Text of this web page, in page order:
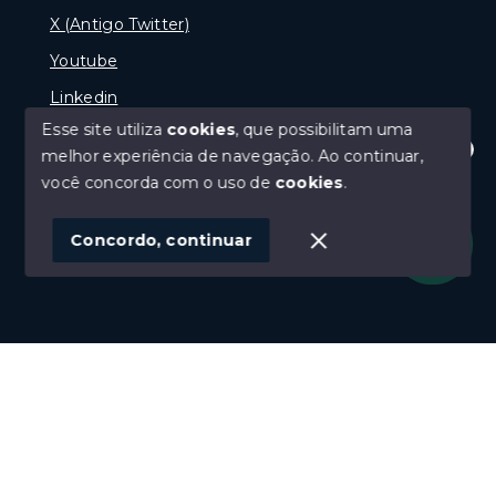
Olá! Estamos disponíveis para te ajudar.
X (Antigo Twitter)
Youtube
Linkedin
© Copyright 2026 - naPraia Imobiliária - Todos os
SITE PARA IMOBILIARIA
Esse site utiliza cookies, que possibilitam uma
melhor experiência de navegação.Ao continuar,
você concorda com o uso de cookies.
Concordo, continuar